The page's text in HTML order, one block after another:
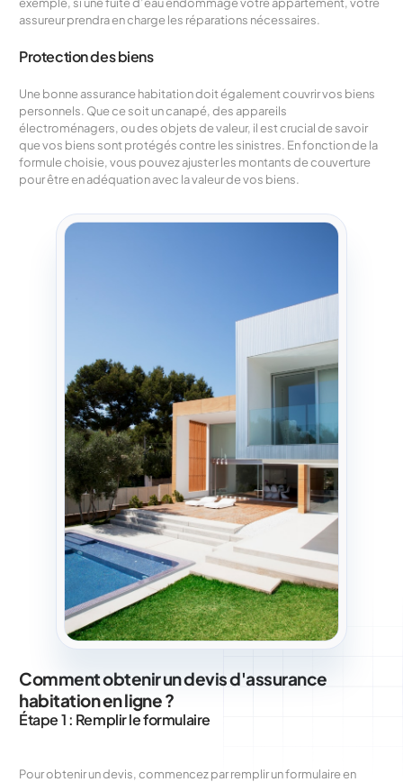
assureur prendra en charge les réparations nécessaires.
Protection des biens
Une bonne assurance habitation doit également couvrir vos biens
personnels. Que ce soit un canapé, des appareils
électroménagers, ou des objets de valeur, il est crucial de savoir
que vos biens sont protégés contre les sinistres. En fonction de la
formule choisie, vous pouvez ajuster les montants de couverture
pour être en adéquation avec la valeur de vos biens.
Comment obtenir un devis d'assurance
habitation en ligne ?
Étape 1 : Remplir le formulaire
Pour obtenir un devis, commencez par remplir un formulaire en